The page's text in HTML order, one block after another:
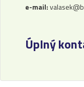
e-mail:
Úplný